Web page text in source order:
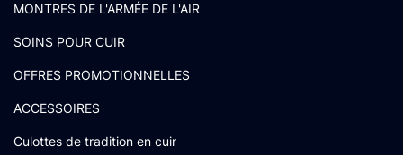
MONTRES DE L'ARMÉE DE L'AIR
SOINS POUR CUIR
OFFRES PROMOTIONNELLES
ACCESSOIRES
Culottes de tradition en cuir